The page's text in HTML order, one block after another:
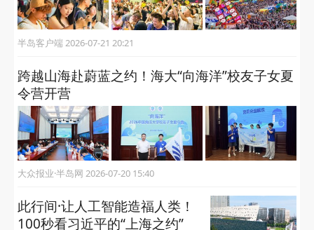
半岛客户端 2026-07-21 20:21
跨越山海赴蔚蓝之约！海大“向海洋”校友子女夏
令营开营
大众报业·半岛网 2026-07-20 15:40
此行间·让人工智能造福人类！
100秒看习近平的“上海之约”